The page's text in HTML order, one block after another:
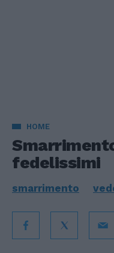
HOME
fedelissimi
smarrimento